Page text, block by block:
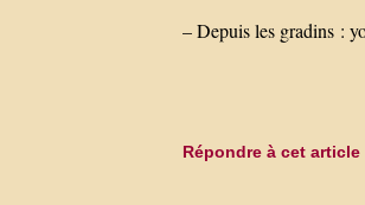
– Depuis les gradins :
Répondre à cet article